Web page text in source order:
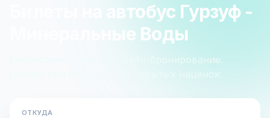
Билеты на автобус Гурзуф -
Минеральные Воды
Расписание, цены и онлайн-бронирование.
Оплата при посадке, без скрытых наценок.
ОТКУДА